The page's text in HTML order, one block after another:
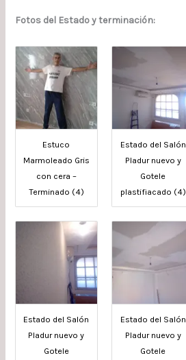
Fotos del Estado y terminación:
Estuco
Marmoleado Gris
con cera –
Terminado (4)
Estado del Salón
Pladur nuevo y
Gotele
plastifiacado (4)
Estado del Salón
Pladur nuevo y
Gotele
Estado del Salón
Pladur nuevo y
Gotele